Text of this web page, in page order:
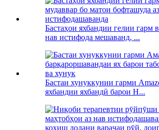
Бастаҳои яхбандии гелии гарм
нав истифода мешаванд, ...
Бастаи хунуккунии гарми
яхбандии яхбандӣ барои H...